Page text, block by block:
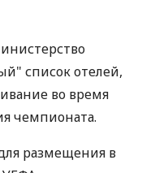
список отелей,
во время
чемпионата.
размещения в